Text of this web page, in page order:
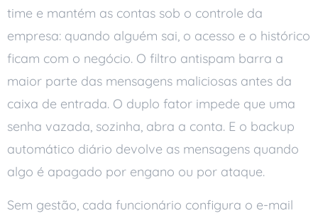
time e mantém as contas sob o controle da
empresa: quando alguém sai, o acesso e o histórico
ficam com o negócio. O filtro antispam barra a
maior parte das mensagens maliciosas antes da
caixa de entrada. O duplo fator impede que uma
senha vazada, sozinha, abra a conta. E o backup
automático diário devolve as mensagens quando
algo é apagado por engano ou por ataque.
Sem gestão, cada funcionário configura o e-mail